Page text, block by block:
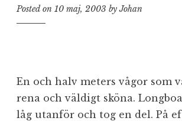
Posted on 10 maj, 2003 byJohan
En och halv meters vågor som
rena och väldigt sköna.
låg utanför och tog en del. På